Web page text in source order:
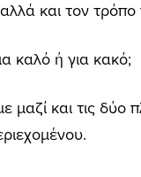
και τον
καλό ή για κακό;
μαζί και τις δύο